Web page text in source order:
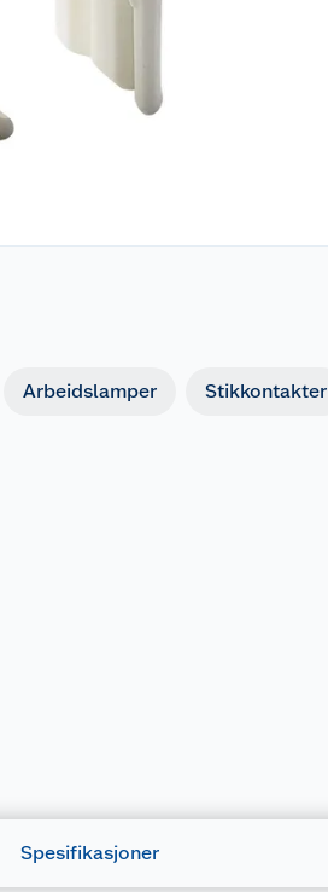
Arbeidslamper Stikkontakter
Spesifikasjoner